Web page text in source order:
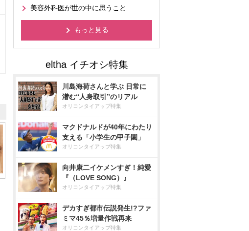
美容外科医が世の中に思うこと
もっと見る
川島海荷さんと学ぶ 日常に
潜む“人身取引”のリアル
オリコンタイアップ特集
マクドナルドが40年にわたり
支える「小学生の甲子園」
オリコンタイアップ特集
向井康二イケメンすぎ！純愛
『（LOVE SONG）』
オリコンタイアップ特集
デカすぎ都市伝説発生!?ファ
ミマ45％増量作戦再来
オリコンタイアップ特集